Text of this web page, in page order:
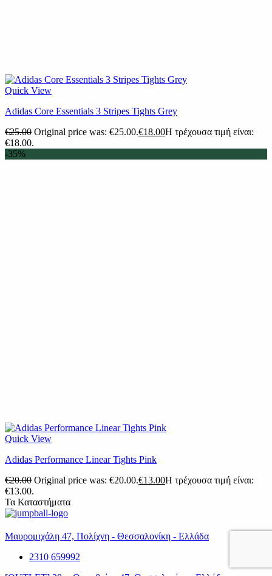
Quick View
Adidas Core Essentials 3 Stripes Tights Grey
€25.00 Original price was: €25.00.€18.00Η τρέχουσα τιμή είναι:
€18.00.
-35%
Quick View
Adidas Performance Linear Tights Pink
€20.00 Original price was: €20.00.€13.00Η τρέχουσα τιμή είναι:
€13.00.
Τα Καταστήματα
Μαυρομιχάλη 47, Πολίχνη - Θεσσαλονίκη - Ελλάδα
2310 659992